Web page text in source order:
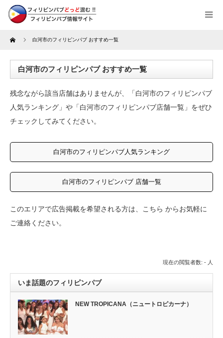
Home 白河市のフィリピンパブ おすすめ一覧
白河市のフィリピンパブ おすすめ一覧
残念ながら該当店舗はありませんが、「白河市のフィリピンパブ
人気ランキング」や「白河市のフィリピンパブ店舗一覧」をぜひ
チェックしてみてください。
白河市のフィリピンパブ人気ランキング
白河市のフィリピンパブ 店舗一覧
このエリアで広告掲載を希望される方は、 こちら からお気軽に
ご連絡ください。
現在の閲覧者数: - 人
いま話題のフィリピンパブ
NEW TROPICANA（ニュートロピカーナ）